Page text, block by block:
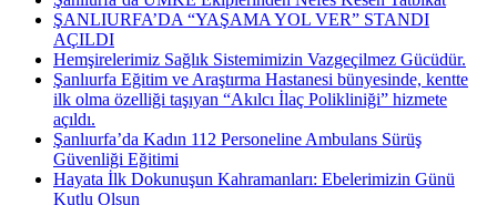
ŞANLIURFA’DA “YAŞAMA YOL VER” STANDI
AÇILDI
Hemşirelerimiz Sağlık Sistemimizin Vazgeçilmez Gücüdür.
Şanlıurfa Eğitim ve Araştırma Hastanesi bünyesinde, kentte
ilk olma özelliği taşıyan “Akılcı İlaç Polikliniği” hizmete
açıldı.
Şanlıurfa’da Kadın 112 Personeline Ambulans Sürüş
Güvenliği Eğitimi
Hayata İlk Dokunuşun Kahramanları: Ebelerimizin Günü
Kutlu Olsun